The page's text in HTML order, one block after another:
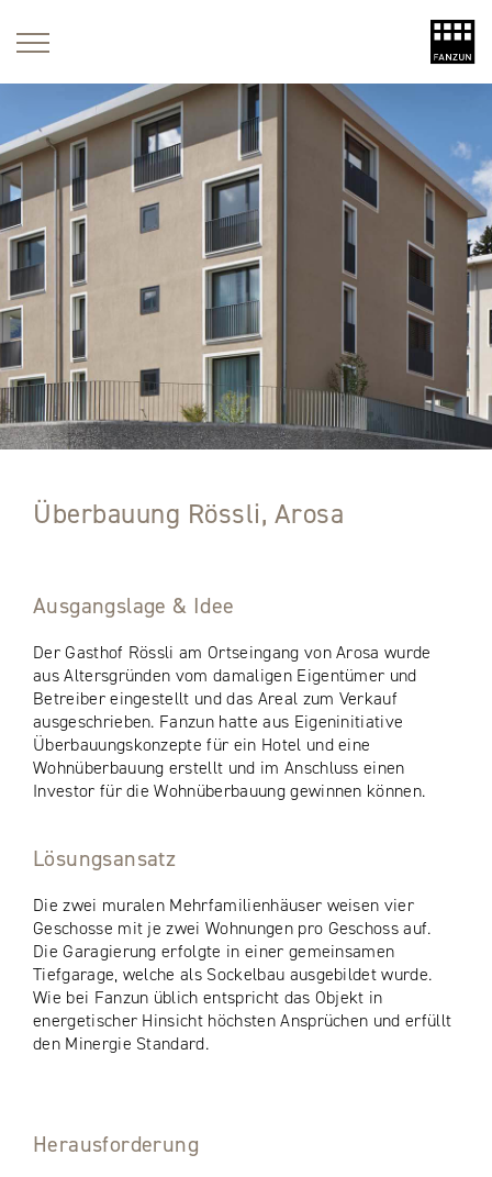
Überbauung Rössli, Arosa
Ausgangslage & Idee
Der Gasthof Rössli am Ortseingang von Arosa wurde
aus Altersgründen vom damaligen Eigentümer und
Betreiber eingestellt und das Areal zum Verkauf
ausgeschrieben. Fanzun hatte aus Eigeninitiative
Überbauungskonzepte für ein Hotel und eine
Wohnüberbauung erstellt und im Anschluss einen
Investor für die Wohnüberbauung gewinnen können.
Lösungsansatz
Die zwei muralen Mehrfamilienhäuser weisen vier
Geschosse mit je zwei Wohnungen pro Geschoss auf.
Die Garagierung erfolgte in einer gemeinsamen
Tiefgarage, welche als Sockelbau ausgebildet wurde.
Wie bei Fanzun üblich entspricht das Objekt in
energetischer Hinsicht höchsten Ansprüchen und erfüllt
den Minergie Standard.
Herausforderung